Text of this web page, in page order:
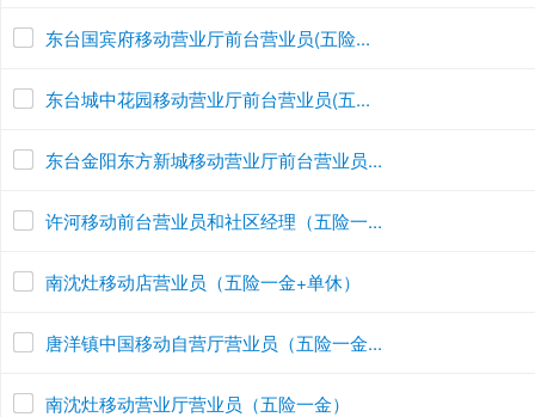
东台国宾府移动营业厅前台营业员(五险...
东台城中花园移动营业厅前台营业员(五...
东台金阳东方新城移动营业厅前台营业员...
许河移动前台营业员和社区经理（五险一...
南沈灶移动店营业员（五险一金+单休）
唐洋镇中国移动自营厅营业员（五险一金...
南沈灶移动营业厅营业员（五险一金）